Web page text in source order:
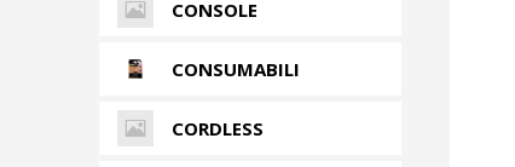
CONSOLE
CONSUMABILI
CORDLESS